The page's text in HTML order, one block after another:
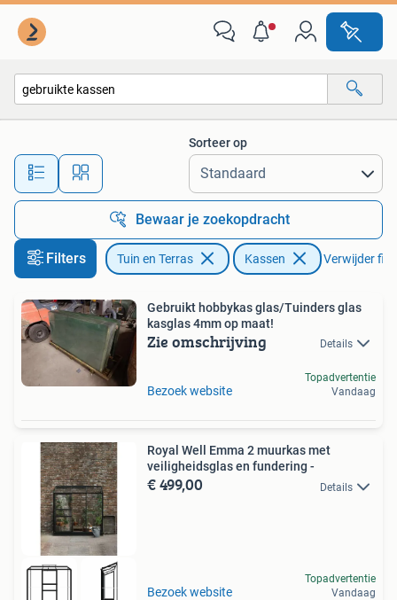
Alle afstanden…
Sorteer op
Bewaar je zoekopdracht
Filters Tuin en Terras Kassen Verwijder
Gebruikt hobbykas glas/Tuinders glas
kasglas 4mm op maat!
Zie omschrijving Details
Bezoek website
Topadvertentie
Vandaag
Royal Well Emma 2 muurkas met
veiligheidsglas en fundering -
€ 499,00 Details
Bezoek website
Topadvertentie
Vandaag